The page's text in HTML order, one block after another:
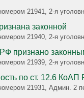
номером 21941, 2-я
законной
номером 21940, 2-я
признано
номером 21939, 2-я
Административная ответственность по ст. 12.6
21931, Админ. 2